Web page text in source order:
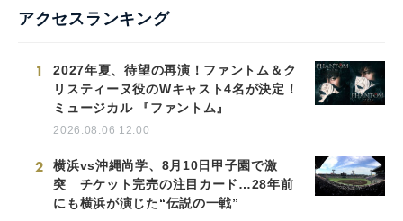
アクセスランキング
1
2027年夏、待望の再演！ファントム＆ク
リスティーヌ役のWキャスト4名が決定！
ミュージカル 『ファントム』
2026.08.06 12:00
2
横浜vs沖縄尚学、8月10日甲子園で激
突 チケット完売の注目カード…28年前
にも横浜が演じた“伝説の一戦”